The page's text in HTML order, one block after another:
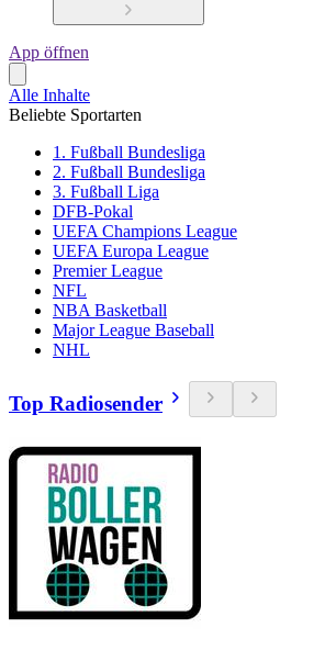
App öffnen
Alle Inhalte
Beliebte Sportarten
1. Fußball Bundesliga
2. Fußball Bundesliga
3. Fußball Liga
DFB-Pokal
UEFA Champions League
UEFA Europa League
Premier League
NFL
NBA Basketball
Major League Baseball
NHL
Top Radiosender